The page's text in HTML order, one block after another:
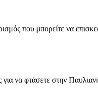
που μπορείτε να
για να φτάσετε στην